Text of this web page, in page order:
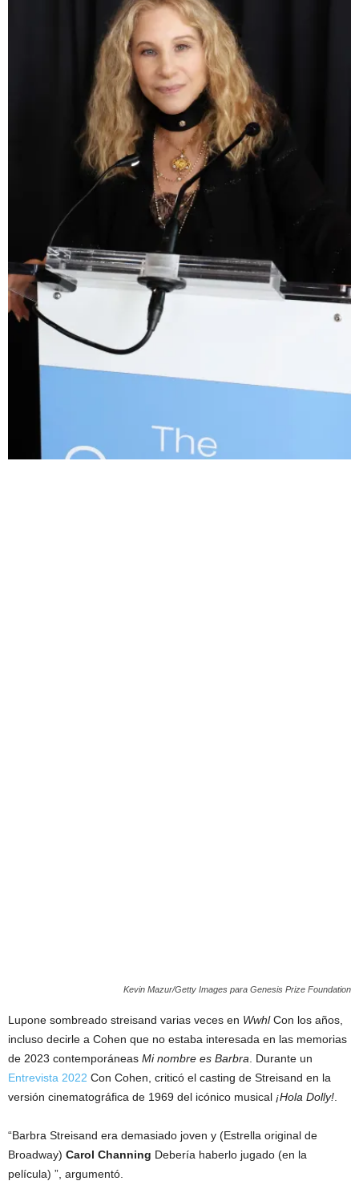
Kevin Mazur/Getty Images para Genesis Prize Foundation
Lupone sombreado streisand varias veces en WwhlCon los años,
incluso decirle a Cohen que no estaba interesada en las memorias
de 2023 contemporáneas Mi nombre es Barbra . Durante un
Entrevista 2022 Con Cohen, criticó el casting de Streisand en la
versión cinematográfica de 1969 del icónico musical ¡Hola Dolly!
“Barbra Streisand era demasiado joven y (Estrella original de
Broadway) Carol Channing Debería haberlo jugado (en la
película) ”, argumentó.